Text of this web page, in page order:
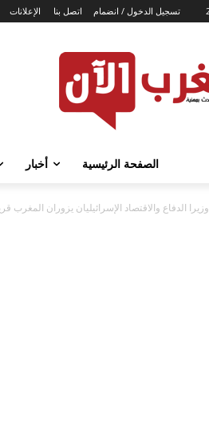
تسجيل الدخول / انضمام الإعلانات اتصل بنا
الصفحة الرئيسية أخبار
وزيرا الدفاع والاقتصاد الإسرائيليان يزوران المغرب